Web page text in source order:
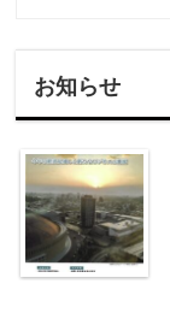
お知らせ